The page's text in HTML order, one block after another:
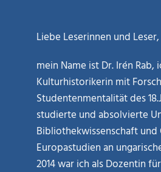
Liebe Leserinnen und Leser,
mein Name ist Dr. Irén
Kulturhistorikerin mit
Studentenmentalität des
studierte und absolvierte
Bibliothekwissenschaft und
Europastudien an
2014 war ich als Dozentin